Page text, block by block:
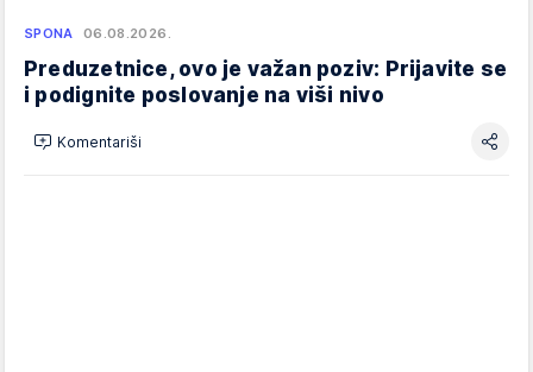
SPONA 06.08.2026.
Preduzetnice, ovo je važan poziv: Prijavite se
i podignite poslovanje na viši nivo
Komentariši